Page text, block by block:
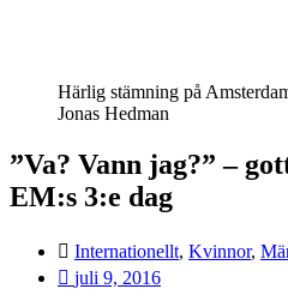
Härlig stämning på
Jonas Hedman
”Va? Vann jag?” –
EM:s 3:e dag
Internationellt, Kvinnor,
juli 9, 2016